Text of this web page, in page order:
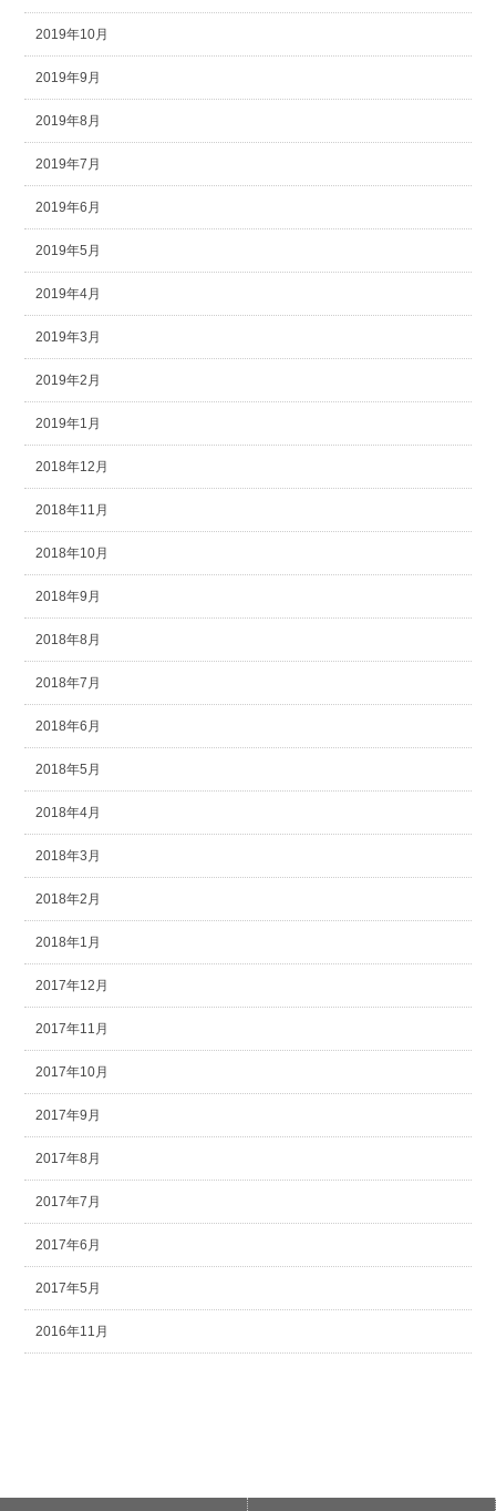
2019年10月
2019年9月
2019年8月
2019年7月
2019年6月
2019年5月
2019年4月
2019年3月
2019年2月
2019年1月
2018年12月
2018年11月
2018年10月
2018年9月
2018年8月
2018年7月
2018年6月
2018年5月
2018年4月
2018年3月
2018年2月
2018年1月
2017年12月
2017年11月
2017年10月
2017年9月
2017年8月
2017年7月
2017年6月
2017年5月
2016年11月